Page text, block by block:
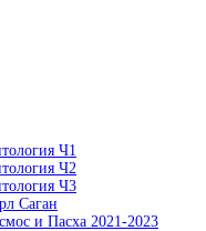
Ч1
Ч2
Ч3
Саган
и Пасха 2021-2023